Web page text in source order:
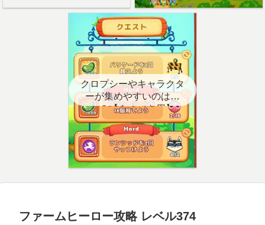
クロプシーやキャラクタ
ーが集めやすいのはど
こ？【クエスト用】
ファームヒーロー攻略 レベル374